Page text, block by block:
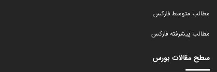
مطالب متوسط فارکس
مطالب پیشرفته فارکس
سطح مقالات بورس